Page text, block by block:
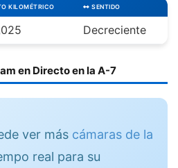
KILOMÉTRICO SENTIDO
Decreciente
en Directo en la A-7
ver más cámaras de la
real para su